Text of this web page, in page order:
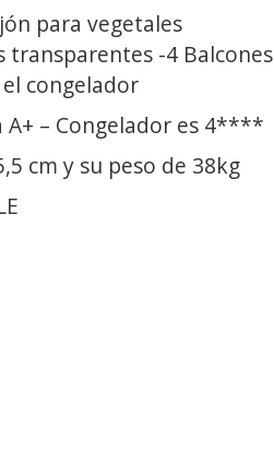
para vegetales
transparentes -4 Balcones
congelador
A+ – Congelador es 4****
cm y su peso de 38kg